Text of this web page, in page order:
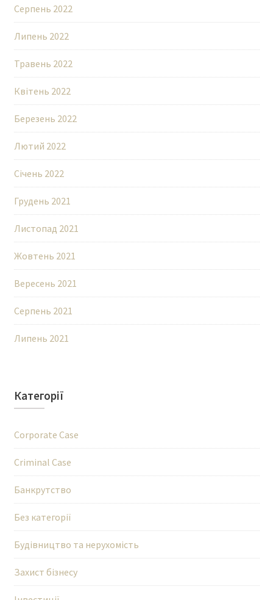
Серпень 2022
Липень 2022
Травень 2022
Квітень 2022
Березень 2022
Лютий 2022
Січень 2022
Грудень 2021
Листопад 2021
Жовтень 2021
Вересень 2021
Серпень 2021
Липень 2021
Категорії
Corporate Case
Criminal Case
Банкрутство
Без категорії
Будівництво та нерухомість
Захист бізнесу